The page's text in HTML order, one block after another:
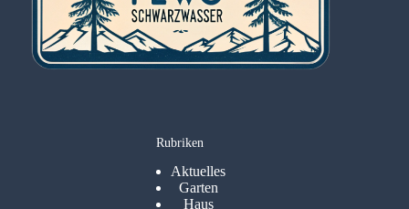
Rubriken
Aktuelles
Garten
Haus